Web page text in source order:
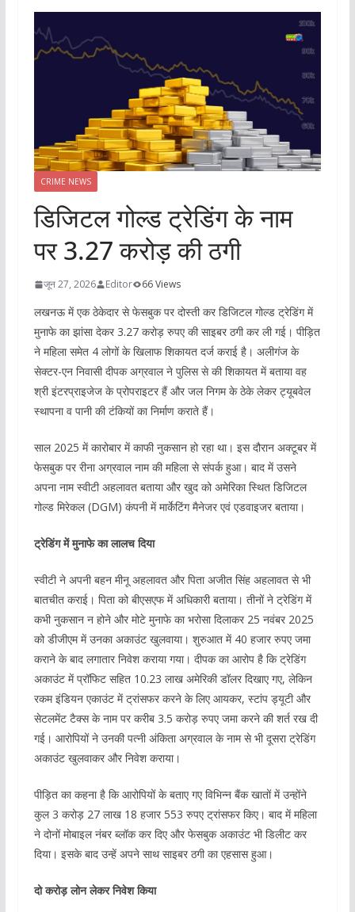
CRIME NEWS
डिजिटल गोल्ड ट्रेडिंग के नाम
पर 3.27 करोड़ की ठगी
जून 27, 2026 Editor 66 Views
लखनऊ में एक ठेकेदार से फेसबुक पर दोस्ती कर डिजिटल गोल्ड ट्रेडिंग में
मुनाफे का झांसा देकर 3.27 करोड़ रुपए की साइबर ठगी कर ली गई। पीड़ित
ने महिला समेत 4 लोगों के खिलाफ शिकायत दर्ज कराई है। अलीगंज के
सेक्टर-एन निवासी दीपक अग्रवाल ने पुलिस से की शिकायत में बताया वह
श्री इंटरप्राइजेज के प्रोपराइटर हैं और जल निगम के ठेके लेकर ट्यूबवेल
स्थापना व पानी की टंकियों का निर्माण कराते हैं।
साल 2025 में कारोबार में काफी नुकसान हो रहा था। इस दौरान अक्टूबर में
फेसबुक पर रीना अग्रवाल नाम की महिला से संपर्क हुआ। बाद में उसने
अपना नाम स्वीटी अहलावत बताया और खुद को अमेरिका स्थित डिजिटल
गोल्ड मिरेकल (DGM) कंपनी में मार्केटिंग मैनेजर एवं एडवाइजर बताया।
ट्रेडिंग में मुनाफे का लालच दिया
स्वीटी ने अपनी बहन मीनू अहलावत और पिता अजीत सिंह अहलावत से भी
बातचीत कराई। पिता को बीएसएफ में अधिकारी बताया। तीनों ने ट्रेडिंग में
कभी नुकसान न होने और मोटे मुनाफे का भरोसा दिलाकर 25 नवंबर 2025
को डीजीएम में उनका अकाउंट खुलवाया। शुरुआत में 40 हजार रुपए जमा
कराने के बाद लगातार निवेश कराया गया। दीपक का आरोप है कि ट्रेडिंग
अकाउंट में प्रॉफिट सहित 10.23 लाख अमेरिकी डॉलर दिखाए गए, लेकिन
रकम इंडियन एकाउंट में ट्रांसफर करने के लिए आयकर, स्टांप ड्यूटी और
सेटलमेंट टैक्स के नाम पर करीब 3.5 करोड़ रुपए जमा करने की शर्त रख दी
गई। आरोपियों ने उनकी पत्नी अंकिता अग्रवाल के नाम से भी दूसरा ट्रेडिंग
अकाउंट खुलवाकर और निवेश कराया।
पीड़ित का कहना है कि आरोपियों के बताए गए विभिन्न बैंक खातों में उन्होंने
कुल 3 करोड़ 27 लाख 18 हजार 553 रुपए ट्रांसफर किए। बाद में महिला
ने दोनों मोबाइल नंबर ब्लॉक कर दिए और फेसबुक अकाउंट भी डिलीट कर
दिया। इसके बाद उन्हें अपने साथ साइबर ठगी का एहसास हुआ।
दो करोड़ लोन लेकर निवेश किया